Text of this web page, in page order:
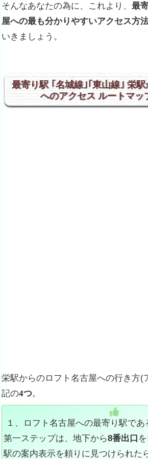
そんなあなたの為に、これより、 最
屋への最も分かりやすいアクセス方
いきましょう。
最寄り駅 ｢名城線｣｢東山線｣ 栄
へのアクセス ルートマッ
栄駅からのロフト名古屋への行き方(
記の4つ。
１、ロフト名古屋への最寄り駅で
第一ステップは、地下から8番出口
駅の案内表示を頼りに見つけられた